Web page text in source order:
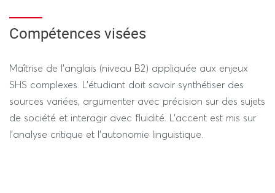
Compétences visées
Maîtrise de l'anglais (niveau B2) appliquée aux enjeux
SHS complexes. L'étudiant doit savoir synthétiser des
sources variées, argumenter avec précision sur des sujets
de société et interagir avec fluidité. L'accent est mis sur
l'analyse critique et l'autonomie linguistique.